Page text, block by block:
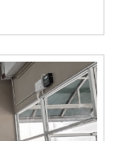
ดูงานครั้งนี้
ลากรทางการ
วามเป็น “ลูก
ดร.เทพ พงษ์พา
ายพงษ์พิพัฒน์
ก่าสัมพันธ์ ใน
กับประวัติความ